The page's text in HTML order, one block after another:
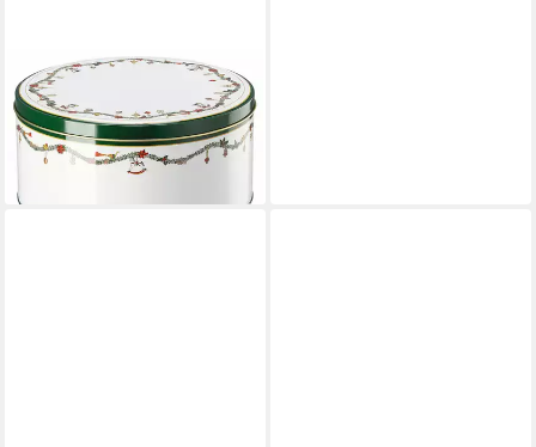
HUTSCHENREUTHER
Keksdose Nora Christmas
Plätzchendosen Set3, Metall
29,90 €
lieferbar - in 2-3 Werktagen bei dir